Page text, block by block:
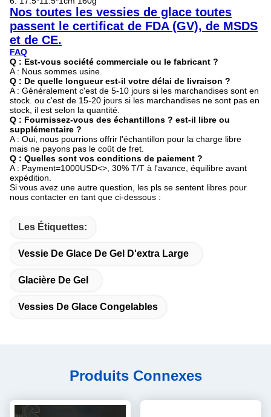
Nos toutes les vessies de glace toutes
passent le certificat de FDA (GV), de MSDS
et de CE.
FAQ
Q : Est-vous société commerciale ou le fabricant ?
A : Nous sommes usine.
Q : De quelle longueur est-il votre délai de livraison ?
A : Généralement c'est de 5-10 jours si les marchandises sont en
stock. ou c'est de 15-20 jours si les marchandises ne sont pas en
stock, il est selon la quantité.
Q : Fournissez-vous des échantillons ? est-il libre ou
supplémentaire ?
A : Oui, nous pourrions offrir l'échantillon pour la charge libre
mais ne payons pas le coût de fret.
Q : Quelles sont vos conditions de paiement ?
A : Payment=1000USD<>, 30% T/T à l'avance, équilibre avant
expédition.
Si vous avez une autre question, les pls se sentent libres pour
nous contacter en tant que ci-dessous :
Les Étiquettes:
Vessie De Glace De Gel D'extra Large
Glacière De Gel
Vessies De Glace Congelables
Produits Connexes